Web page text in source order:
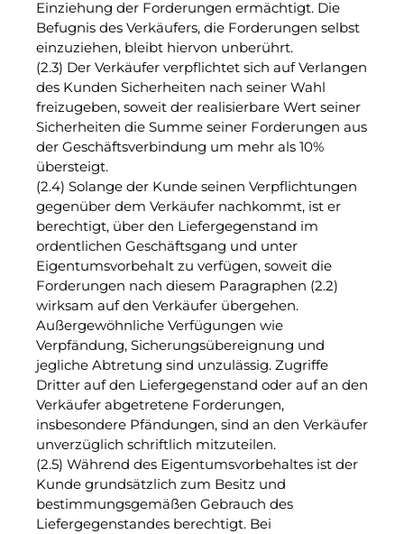
Einziehung der Forderungen ermächtigt. Die
Befugnis des Verkäufers, die Forderungen selbst
einzuziehen, bleibt hiervon unberührt.
(2.3) Der Verkäufer verpflichtet sich auf Verlangen
des Kunden Sicherheiten nach seiner Wahl
freizugeben, soweit der realisierbare Wert seiner
Sicherheiten die Summe seiner Forderungen aus
der Geschäftsverbindung um mehr als 10%
übersteigt.
(2.4) Solange der Kunde seinen Verpflichtungen
gegenüber dem Verkäufer nachkommt, ist er
berechtigt, über den Liefergegenstand im
ordentlichen Geschäftsgang und unter
Eigentumsvorbehalt zu verfügen, soweit die
Forderungen nach diesem Paragraphen (2.2)
wirksam auf den Verkäufer übergehen.
Außergewöhnliche Verfügungen wie
Verpfändung, Sicherungsübereignung und
jegliche Abtretung sind unzulässig. Zugriffe
Dritter auf den Liefergegenstand oder auf an den
Verkäufer abgetretene Forderungen,
insbesondere Pfändungen, sind an den Verkäufer
unverzüglich schriftlich mitzuteilen.
(2.5) Während des Eigentumsvorbehaltes ist der
Kunde grundsätzlich zum Besitz und
bestimmungsgemäßen Gebrauch des
Liefergegenstandes berechtigt. Bei